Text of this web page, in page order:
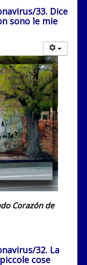
33. Dice
sono le mie
Corazón de
32. La
cose